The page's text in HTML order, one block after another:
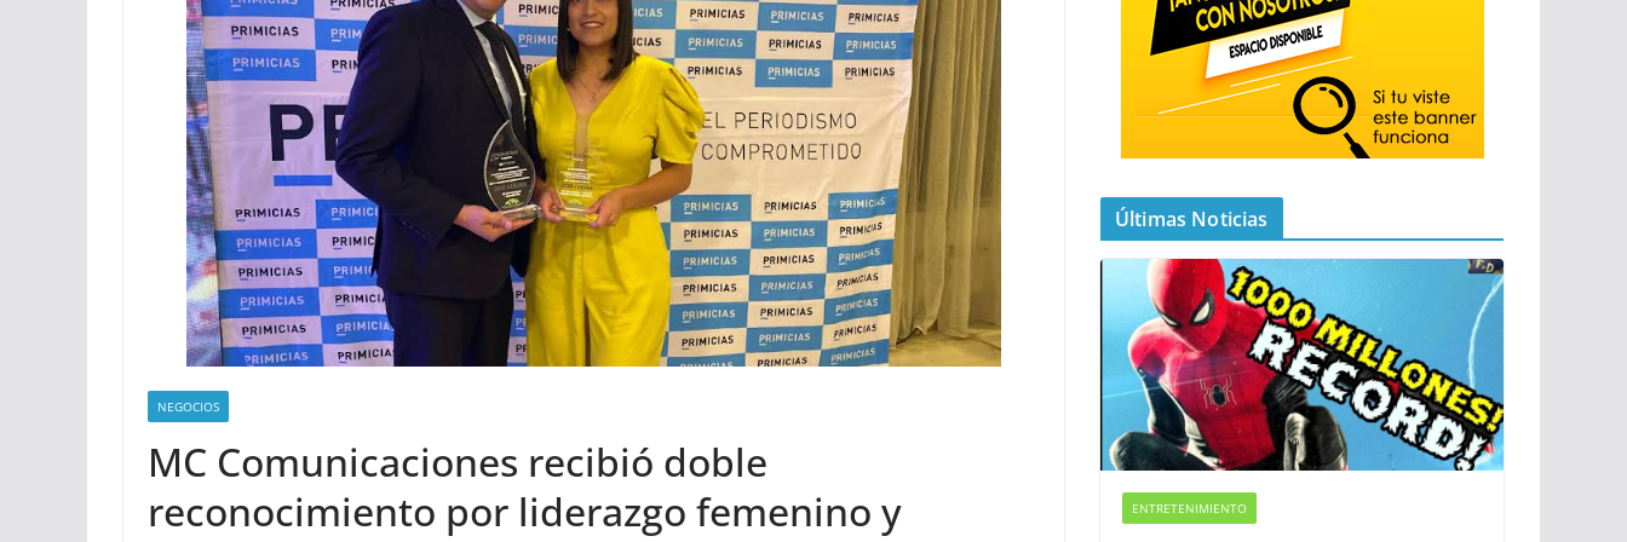
NEGOCIOS
MC Comunicaciones recibió doble
reconocimiento por liderazgo femenino y
Últimas Noticias
ENTRETENIMIENTO